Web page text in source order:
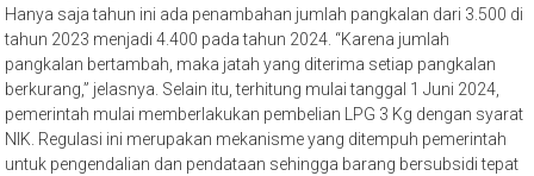
Hanya saja tahun ini ada penambahan jumlah pangkalan dari 3.500 di
tahun 2023 menjadi 4.400 pada tahun 2024. “Karena jumlah
pangkalan bertambah, maka jatah yang diterima setiap pangkalan
berkurang,” jelasnya. Selain itu, terhitung mulai tanggal 1 Juni 2024,
pemerintah mulai memberlakukan pembelian LPG 3 Kg dengan syarat
NIK. Regulasi ini merupakan mekanisme yang ditempuh pemerintah
untuk pengendalian dan pendataan sehingga barang bersubsidi tepat